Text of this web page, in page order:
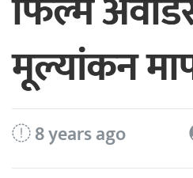
मूल्यांकन
8 years ago